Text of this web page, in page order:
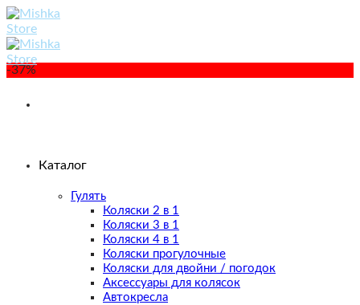
Skip
to
content
Каталог
Гулять
Коляски 2 в 1
Коляски 3 в 1
Коляски 4 в 1
Коляски прогулочные
Коляски для двойни / погодок
Аксессуары для колясок
Автокресла
-37%